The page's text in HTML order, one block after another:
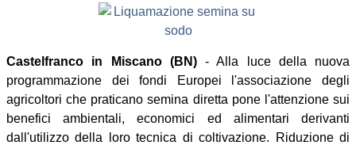
Castelfranco in Miscano (BN)- Alla luce della nuova
programmazione dei fondi Europei l'associazione degli
agricoltori che praticano semina diretta pone l'attenzione sui
benefici ambientali, economici ed alimentari derivanti
dall'utilizzo della loro tecnica di coltivazione. Riduzione di